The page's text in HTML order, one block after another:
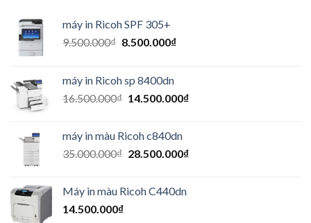
máy in Ricoh SPF 305+
9.500.000₫ 8.500.000₫
máy in Ricoh sp 8400dn
16.500.000₫ 14.500.000₫
máy in màu Ricoh c840dn
35.000.000₫ 28.500.000₫
Máy in màu Ricoh C440dn
14.500.000₫